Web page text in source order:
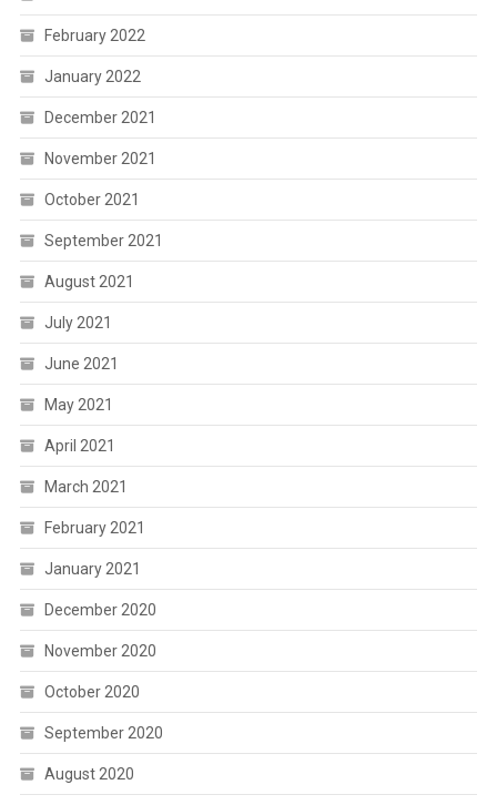
February 2022
January 2022
December 2021
November 2021
October 2021
September 2021
August 2021
July 2021
June 2021
May 2021
April 2021
March 2021
February 2021
January 2021
December 2020
November 2020
October 2020
September 2020
August 2020